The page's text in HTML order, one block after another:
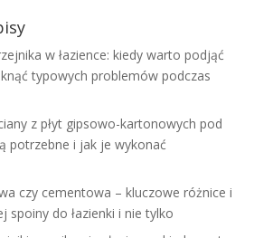
w łazience: kiedy warto podjąć
typowych problemów podczas
z płyt gipsowo-kartonowych pod
potrzebne i jak je wykonać
czy cementowa – kluczowe różnice i
spoiny do łazienki i nie tylko